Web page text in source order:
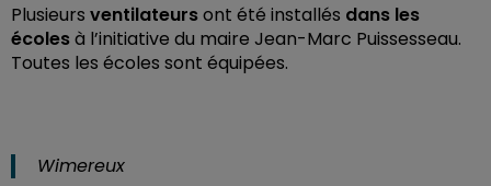
Plusieurs ventilateursont été installés dans les
écolesà l’initiative du maire Jean-Marc Puissesseau.
Toutes les écoles sont équipées.
Wimereux